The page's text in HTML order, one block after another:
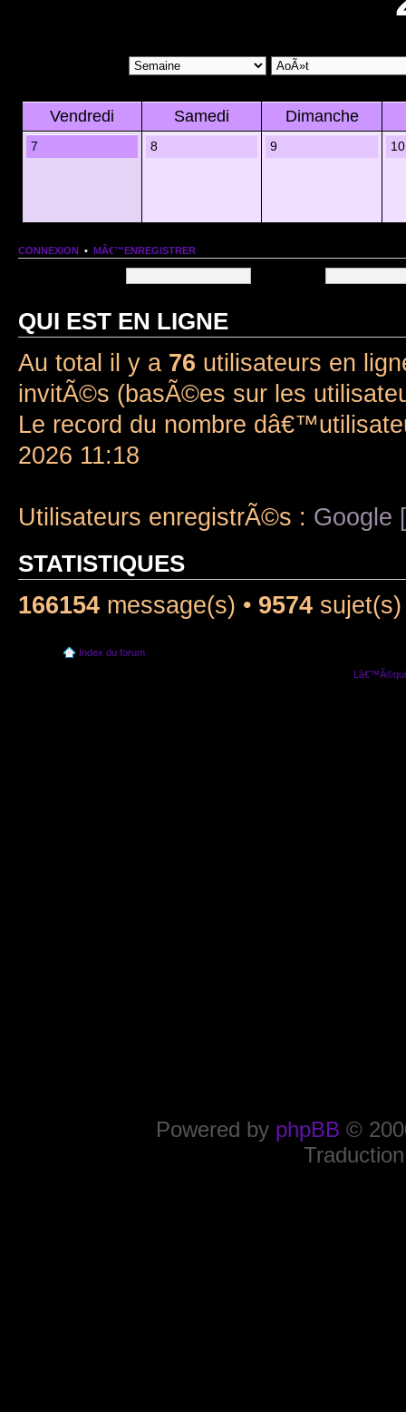
Vendredi Samedi Dimanche
7 8 9 10
CONNEXION • MÂ€™ENREGISTRER
QUI EST EN LIGNE
Au total il y a 76 utilisateurs en
invitÃ©s (basÃ©es sur les
Le record du nombre
2026 11:18
Utilisateurs enregistrÃ©s : Google
STATISTIQUES
166154 message(s) • 9574
Index du forum
Powered by phpBB ©